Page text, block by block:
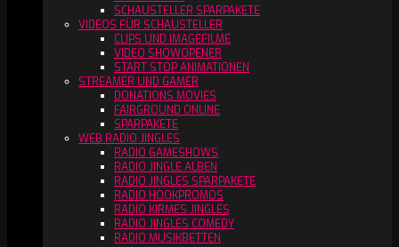
SCHAUSTELLER SPARPAKETE
VIDEOS FÜR SCHAUSTELLER
CLIPS UND IMAGEFILME
VIDEO SHOWOPENER
START STOP ANIMATIONEN
STREAMER UND GAMER
DONATIONS MOVIES
FAIRGROUND ONLINE
SPARPAKETE
WEB RADIO JINGLES
RADIO GAMESHOWS
RADIO JINGLE ALBEN
RADIO JINGLES SPARPAKETE
RADIO HOOKPROMOS
RADIO KIRMES JINGLES
RADIO JINGLES COMEDY
RADIO MUSIKBETTEN